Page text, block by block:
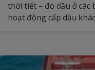
thời tiết – đo dầu ở các
hoạt động cấp dầu
phá thêm về các lớp